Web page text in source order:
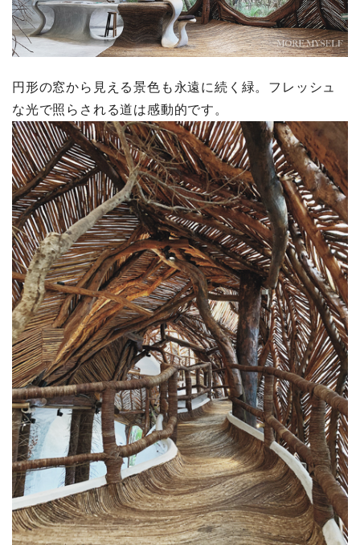
円形の窓から見える景色も永遠に続く緑。フレッシュ
な光で照らされる道は感動的です。